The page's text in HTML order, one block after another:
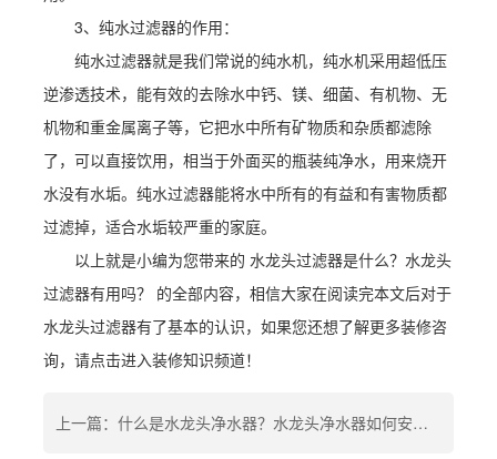
3、纯水过滤器的作用：
纯水过滤器就是我们常说的纯水机，纯水机采用超低压
逆渗透技术，能有效的去除水中钙、镁、细菌、有机物、无
机物和重金属离子等，它把水中所有矿物质和杂质都滤除
了，可以直接饮用，相当于外面买的瓶装纯净水，用来烧开
水没有水垢。纯水过滤器能将水中所有的有益和有害物质都
过滤掉，适合水垢较严重的家庭。
以上就是小编为您带来的 水龙头过滤器是什么？水龙头
过滤器有用吗？ 的全部内容，相信大家在阅读完本文后对于
水龙头过滤器有了基本的认识，如果您还想了解更多装修咨
询，请点击进入装修知识频道！
上一篇：什么是水龙头净水器？水龙头净水器如何安装？